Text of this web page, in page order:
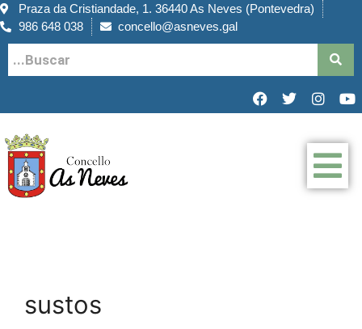
Praza da Cristiandade, 1. 36440 As Neves (Pontevedra)
986 648 038
concello@asneves.gal
sustos